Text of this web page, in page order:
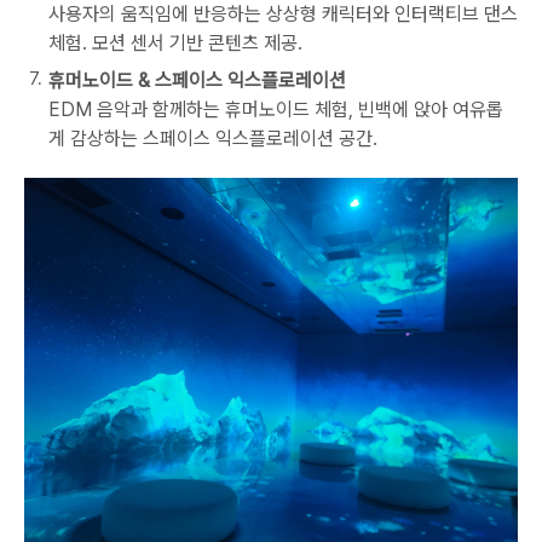
사용자의 움직임에 반응하는 상상형 캐릭터와 인터랙티브 댄스
체험. 모션 센서 기반 콘텐츠 제공.
휴머노이드 & 스페이스 익스플로레이션
EDM 음악과 함께하는 휴머노이드 체험, 빈백에 앉아 여유롭
게 감상하는 스페이스 익스플로레이션 공간.